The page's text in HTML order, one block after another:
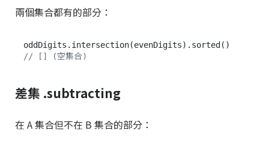
兩個集合都有的部分：
// [] (空集合)
差集 .subtracting
在 A 集合但不在 B 集合的部分：